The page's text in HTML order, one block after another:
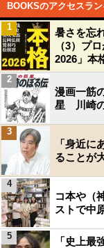
BOOKSのアクセスラ
暑さを忘
（3）プ
2026」本
1
漫画一筋
星 川崎の
2
「身近に
ることが
3
コ本や（
ストで中
4
「史上最
5